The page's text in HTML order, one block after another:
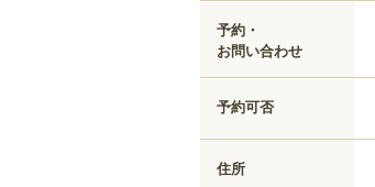
予約・
お問い合わせ
予約可否
住所